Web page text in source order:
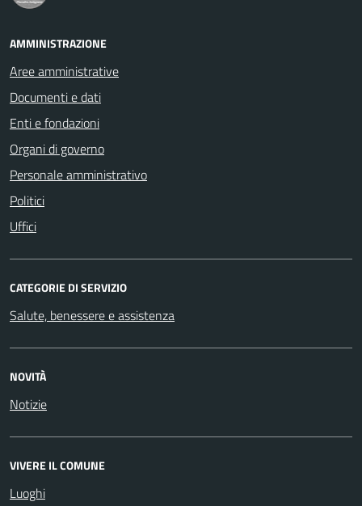
AMMINISTRAZIONE
Aree amministrative
Documenti e dati
Enti e fondazioni
Organi di governo
Personale amministrativo
Politici
Uffici
CATEGORIE DI SERVIZIO
Salute, benessere e assistenza
NOVITÀ
Notizie
VIVERE IL COMUNE
Luoghi